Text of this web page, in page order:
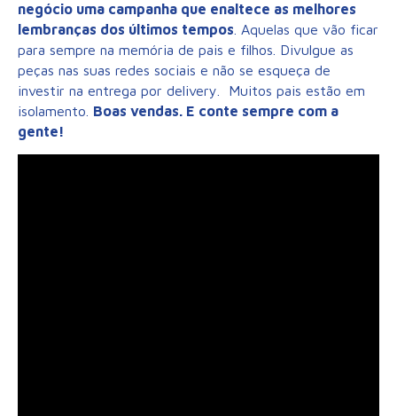
negócio uma campanha que enaltece as melhores
lembranças dos últimos tempos . Aquelas que vão ficar
para sempre na memória de pais e filhos. Divulgue as
peças nas suas redes sociais e não se esqueça de
investir na entrega por delivery. Muitos pais estão em
isolamento. Boas vendas. E conte sempre com a
gente!